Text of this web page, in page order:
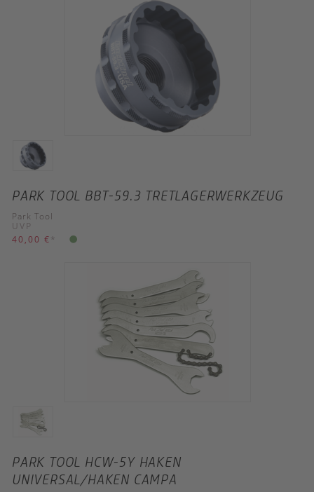
PARK TOOL BBT-59.3 TRETLAGERWERKZEUG
Park Tool
UVP
40,00 € *
PARK TOOL HCW-5Y HAKEN
UNIVERSAL/HAKEN CAMPA